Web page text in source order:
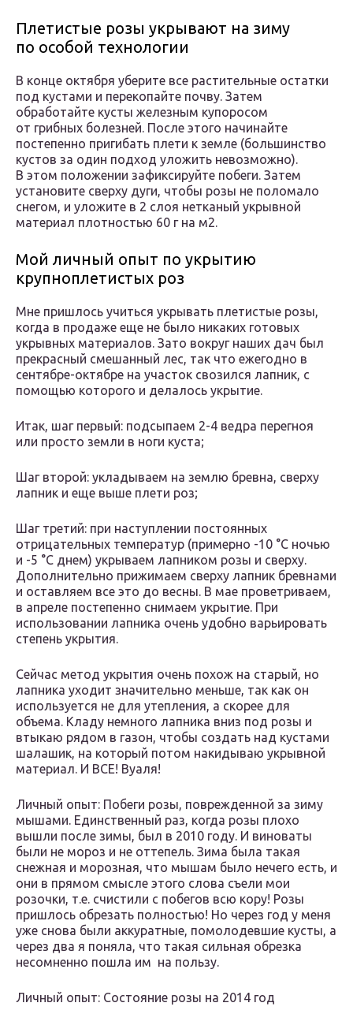
Плетистые розы укрывают на зиму
по особой технологии
В конце октября уберите все растительные остатки
под кустами и перекопайте почву. Затем
обработайте кусты железным купоросом
от грибных болезней. После этого начинайте
постепенно пригибать плети к земле (большинство
кустов за один подход уложить невозможно).
В этом положении зафиксируйте побеги. Затем
установите сверху дуги, чтобы розы не поломало
снегом, и уложите в 2 слоя нетканый укрывной
материал плотностью 60 г на м2.
Мой личный опыт по укрытию
крупноплетистых роз
Мне пришлось учиться укрывать плетистые розы,
когда в продаже еще не было никаких готовых
укрывных материалов. Зато вокруг наших дач был
прекрасный смешанный лес, так что ежегодно в
сентябре-октябре на участок свозился лапник, с
помощью которого и делалось укрытие.
Итак, шаг первый: подсыпаем 2-4 ведра перегноя
или просто земли в ноги куста;
Шаг второй: укладываем на землю бревна, сверху
лапник и еще выше плети роз;
Шаг третий: при наступлении постоянных
отрицательных температур (примерно -10 °C ночью
и -5 °C днем) укрываем лапником розы и сверху.
Дополнительно прижимаем сверху лапник бревнами
и оставляем все это до весны. В мае проветриваем,
в апреле постепенно снимаем укрытие. При
использовании лапника очень удобно варьировать
степень укрытия.
Сейчас метод укрытия очень похож на старый, но
лапника уходит значительно меньше, так как он
используется не для утепления, а скорее для
объема. Кладу немного лапника вниз под розы и
втыкаю рядом в газон, чтобы создать над кустами
шалашик, на который потом накидываю укрывной
материал. И ВСЕ! Вуаля!
Личный опыт: Побеги розы, поврежденной за зиму
мышами. Единственный раз, когда розы плохо
вышли после зимы, был в 2010 году. И виноваты
были не мороз и не оттепель. Зима была такая
снежная и морозная, что мышам было нечего есть, и
они в прямом смысле этого слова съели мои
розочки, т.е. счистили с побегов всю кору! Розы
пришлось обрезать полностью! Но через год у меня
уже снова были аккуратные, помолодевшие кусты, а
через два я поняла, что такая сильная обрезка
несомненно пошла им на пользу.
Личный опыт: Состояние розы на 2014 год